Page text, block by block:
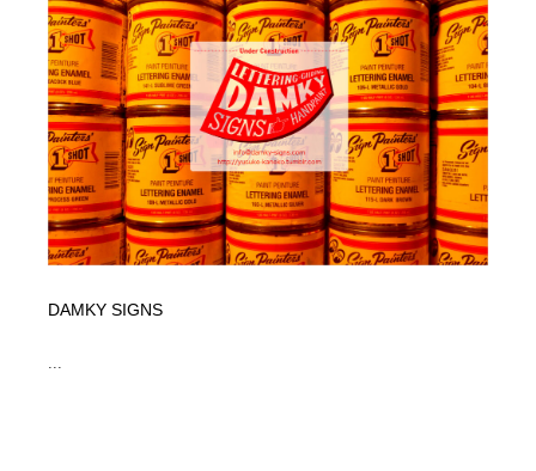
DAMKY SIGNS